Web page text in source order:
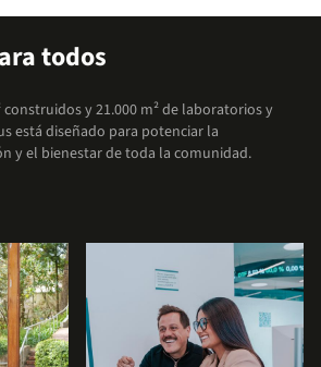
apoyos
más importante: tu formación
arrow_outward
todos
construidos y 21.000 m² de laboratorios y
está diseñado para potenciar la
y el bienestar de toda la comunidad.